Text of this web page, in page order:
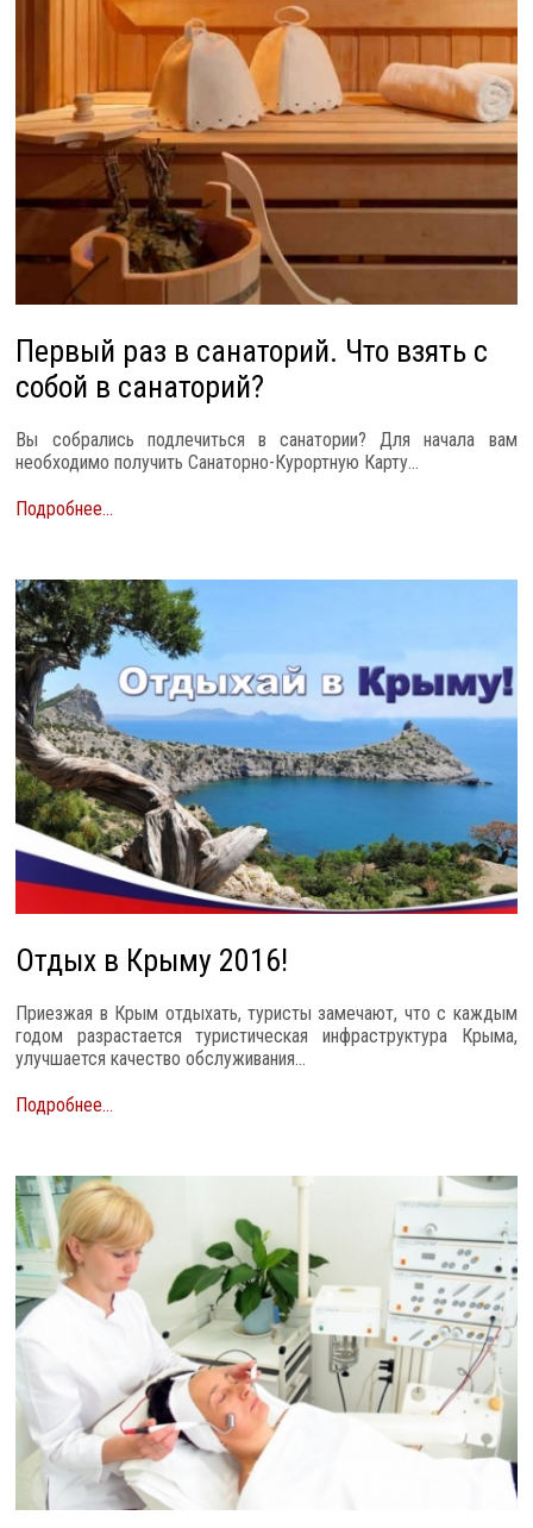
Первый раз в санаторий. Что взять с
собой в санаторий?
Вы собрались подлечиться в санатории? Для начала вам
необходимо получить Санаторно-Курортную Карту...
Подробнее...
Отдых в Крыму 2016!
Приезжая в Крым отдыхать, туристы замечают, что с каждым
годом разрастается туристическая инфраструктура Крыма,
улучшается качество обслуживания...
Подробнее...